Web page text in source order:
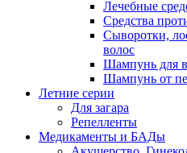
Лечебные
Средства
Сыворотки,
волос
Шампунь для
Шампунь от
Летние серии
Для загара
Репелленты
Медикаменты и БАДы